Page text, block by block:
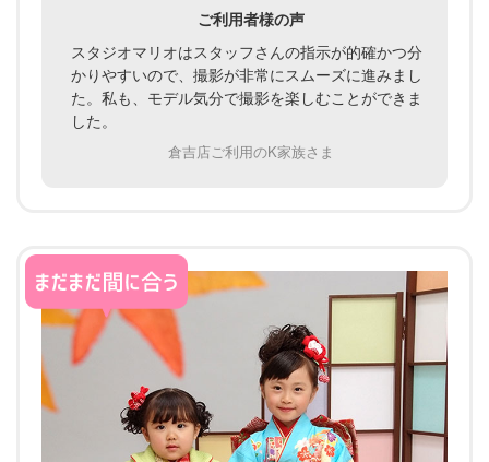
ご利用者様の声
スタジオマリオはスタッフさんの指示が的確かつ分
かりやすいので、撮影が非常にスムーズに進みまし
た。私も、モデル気分で撮影を楽しむことができま
した。
倉吉店ご利用のK家族さま